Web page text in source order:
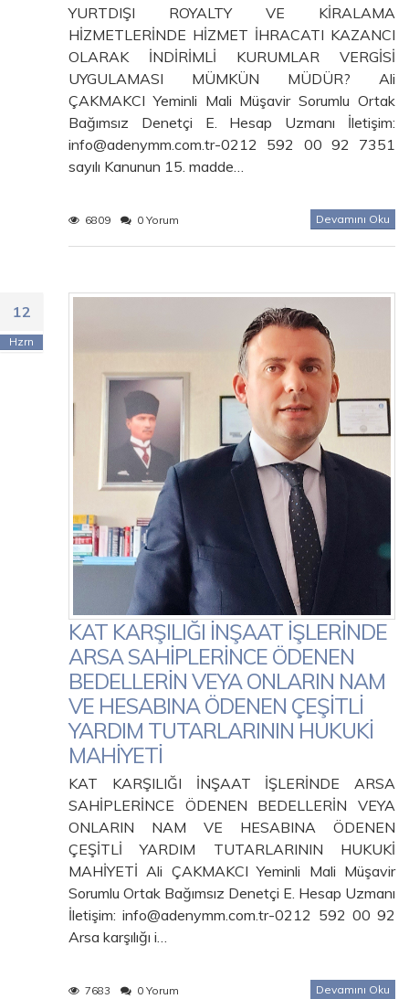
YURTDIŞI ROYALTY VE KİRALAMA
HİZMETLERİNDE HİZMET İHRACATI KAZANCI
OLARAK İNDİRİMLİ KURUMLAR VERGİSİ
UYGULAMASI MÜMKÜN MÜDÜR? Ali
ÇAKMAKCI Yeminli Mali Müşavir Sorumlu Ortak
Bağımsız Denetçi E. Hesap Uzmanı İletişim:
info@adenymm.com.tr-0212 592 00 92 7351
sayılı Kanunun 15. madde…
6809 0 Yorum Devamını Oku
12
Hzrn
KAT KARŞILIĞI İNŞAAT İŞLERİNDE
ARSA SAHİPLERİNCE ÖDENEN
BEDELLERİN VEYA ONLARIN NAM
VE HESABINA ÖDENEN ÇEŞİTLİ
YARDIM TUTARLARININ HUKUKİ
MAHİYETİ
KAT KARŞILIĞI İNŞAAT İŞLERİNDE ARSA
SAHİPLERİNCE ÖDENEN BEDELLERİN VEYA
ONLARIN NAM VE HESABINA ÖDENEN
ÇEŞİTLİ YARDIM TUTARLARININ HUKUKİ
MAHİYETİ Ali ÇAKMAKCI Yeminli Mali Müşavir
Sorumlu Ortak Bağımsız Denetçi E. Hesap Uzmanı
İletişim: info@adenymm.com.tr-0212 592 00 92
Arsa karşılığı i…
7683 0 Yorum Devamını Oku